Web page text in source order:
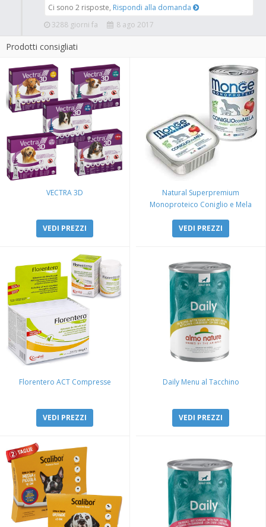
Ci sono 2 risposte, Rispondi alla domanda
3288 giorni fa
8 ago 2017
Prodotti consigliati
VECTRA 3D
VEDI PREZZI
Natural Superpremium
Monoproteico Coniglio e Mela
VEDI PREZZI
Florentero ACT Compresse
VEDI PREZZI
Daily Menu al Tacchino
VEDI PREZZI